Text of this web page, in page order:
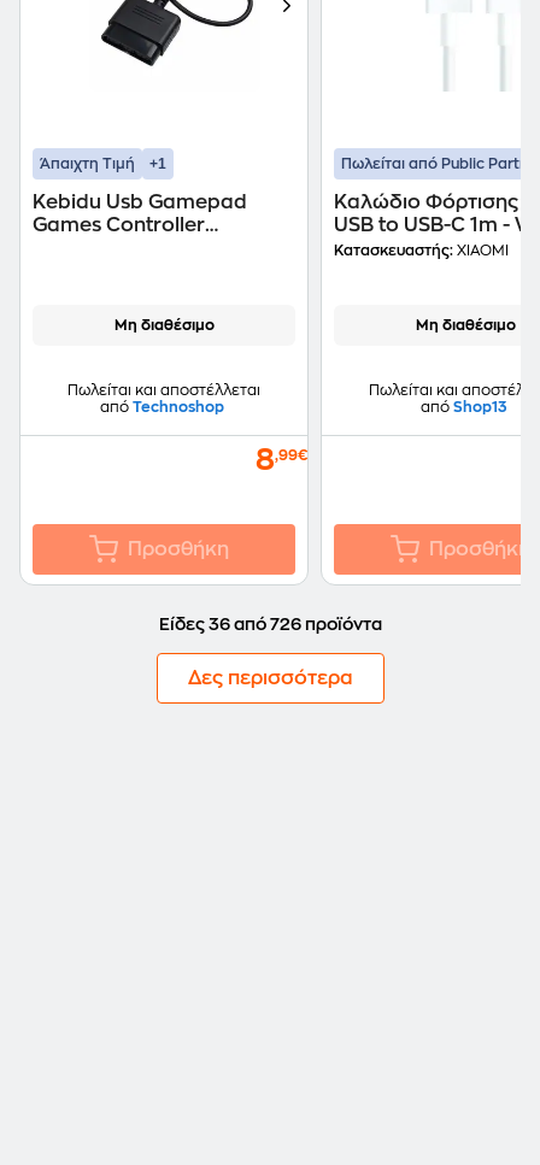
Άπαιχτη Τιμή +1
Kebidu Usb Gamepad
Games Controller
Μη διαθέσιμο
Πωλείται και αποστέλλεται
από Technoshop
8,99€
Προσθήκη
Πωλείται από Public
Καλώδιο Φόρτισης
USB to USB-C 1m -
Κατασκευαστής: XIAOMI
Μη διαθέσιμο
Πωλείται και
από Shop13
Προσθήκη
Είδες 36 από 726 προϊόντα
Δες περισσότερα